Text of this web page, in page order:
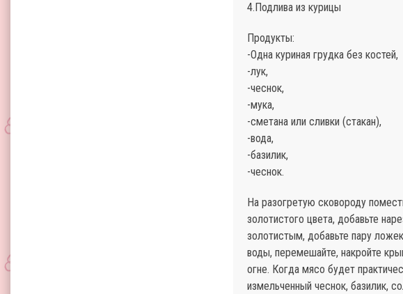
4.Подлива из курицы
Продукты:
-Одна куриная грудка без костей,
-лук,
-чеснок,
-мука,
-сметана или сливки (стакан),
-вода,
-базилик,
-чеснок.
На разогретую сковороду
золотистого цвета, добавьте
золотистым, добавьте пару
воды, перемешайте, накройте
огне. Когда мясо будет
измельченный чеснок, базилик,